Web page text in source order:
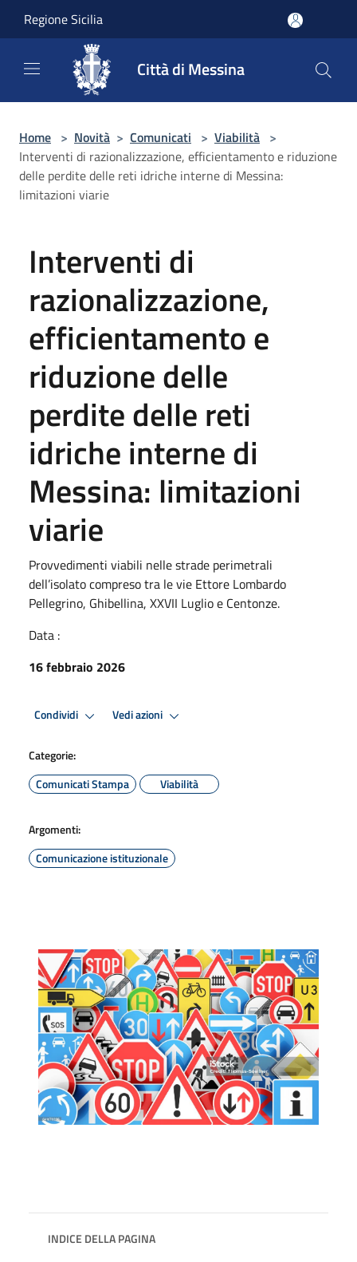
Regione Sicilia
Città di Messina
Home > Novità > Comunicati > Viabilità >
Interventi di razionalizzazione, efficientamento e riduzione
delle perdite delle reti idriche interne di Messina:
limitazioni viarie
Interventi di
razionalizzazione,
efficientamento e
riduzione delle
perdite delle reti
idriche interne di
Messina: limitazioni
viarie
Provvedimenti viabili nelle strade perimetrali
dell’isolato compreso tra le vie Ettore Lombardo
Pellegrino, Ghibellina, XXVII Luglio e Centonze.
Data :
16 febbraio 2026
Condividi Vedi azioni
Categorie:
Comunicati Stampa
Viabilità
Argomenti:
Comunicazione istituzionale
INDICE DELLA PAGINA